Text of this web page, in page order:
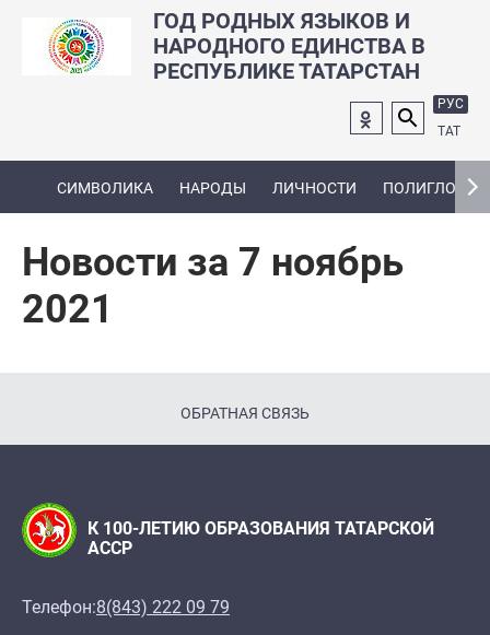
ГОД РОДНЫХ ЯЗЫКОВ И
НАРОДНОГО ЕДИНСТВА В
РЕСПУБЛИКЕ ТАТАРСТАН
РУС
ТАТ
СИМВОЛИКА НАРОДЫ ЛИЧНОСТИ ПОЛИГЛОТ
Новости за 7 ноябрь
2021
ОБРАТНАЯ СВЯЗЬ
К 100-ЛЕТИЮ ОБРАЗОВАНИЯ ТАТАРСКОЙ
АССР
Телефон:8(843) 222 09 79